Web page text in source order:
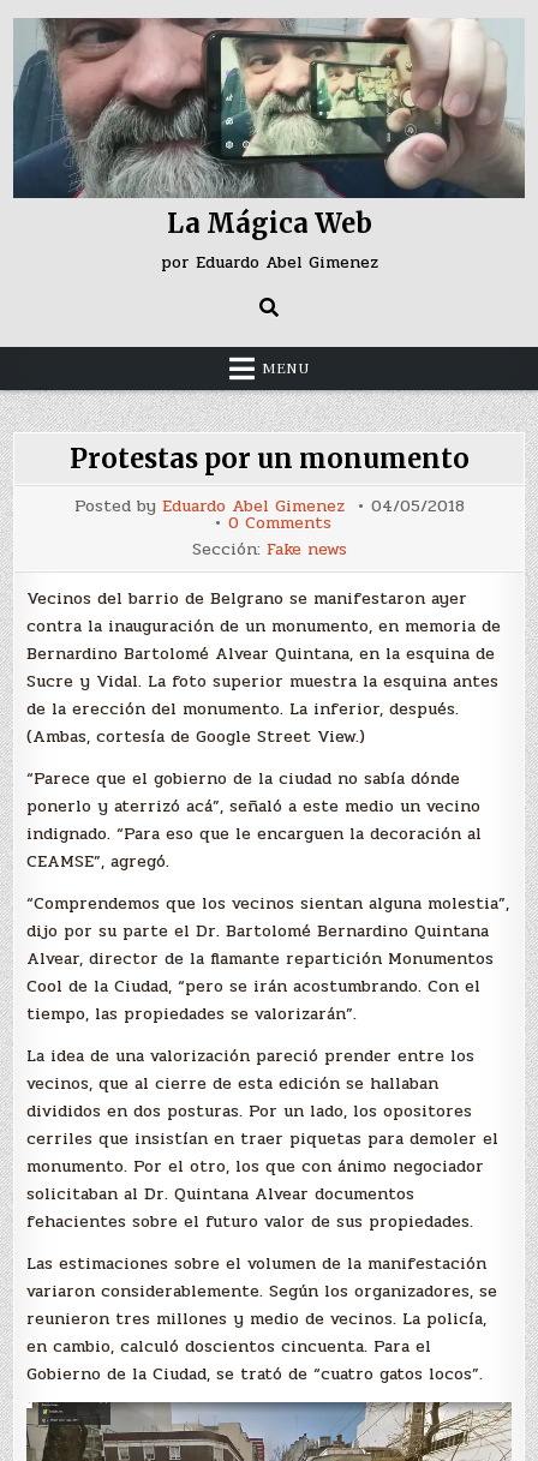
Skip
content
La Mágica Web
por Eduardo Abel Gimenez
MENU
Protestas por un monumento
Posted by Eduardo Abel Gimenez 04/05/2018
0 Commentson
por
un
monumento
Sección: Fake news
Vecinos del barrio de Belgrano se manifestaron ayer
contra la inauguración de un monumento, en memoria de
Bernardino Bartolomé Alvear Quintana, en la esquina de
Sucre y Vidal. La foto superior muestra la esquina antes
de la erección del monumento. La inferior, después.
(Ambas, cortesía de Google Street View.)
“Parece que el gobierno de la ciudad no sabía dónde
ponerlo y aterrizó acá”, señaló a este medio un vecino
indignado. “Para eso que le encarguen la decoración al
CEAMSE”, agregó.
“Comprendemos que los vecinos sientan alguna molestia”,
dijo por su parte el Dr. Bartolomé Bernardino Quintana
Alvear,director de la flamante repartición Monumentos
Cool de la Ciudad, “pero se irán acostumbrando. Con el
tiempo, las propiedades se valorizarán”.
La idea de una valorización pareció prender entre los
vecinos, que al cierre de esta edición se hallaban
divididos en dos posturas. Por un lado, los opositores
cerriles que insistían en traer piquetas para demoler el
monumento. Por el otro, los que con ánimo negociador
solicitaban al Dr. Quintana Alvear documentos
fehacientes sobre el futuro valor de sus propiedades.
Las estimaciones sobre el volumen de la manifestación
variaron considerablemente. Según los organizadores, se
reunieron tres millones y medio de vecinos. La policía,
en cambio, calculó doscientos cincuenta. Para el
Gobierno de la Ciudad, se trató de “cuatro gatos locos”.